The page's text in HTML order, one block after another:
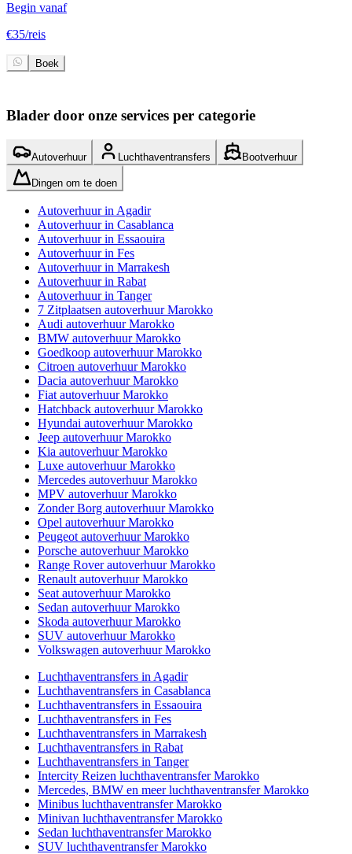
Begin vanaf
€35/reis
Boek
Blader door onze services per categorie
Autoverhuur Luchthaventransfers Bootverhuur
Dingen om te doen
Autoverhuur in Agadir
Autoverhuur in Casablanca
Autoverhuur in Essaouira
Autoverhuur in Fes
Autoverhuur in Marrakesh
Autoverhuur in Rabat
Autoverhuur in Tanger
7 Zitplaatsen autoverhuur Marokko
Audi autoverhuur Marokko
BMW autoverhuur Marokko
Goedkoop autoverhuur Marokko
Citroen autoverhuur Marokko
Dacia autoverhuur Marokko
Fiat autoverhuur Marokko
Hatchback autoverhuur Marokko
Hyundai autoverhuur Marokko
Jeep autoverhuur Marokko
Kia autoverhuur Marokko
Luxe autoverhuur Marokko
Mercedes autoverhuur Marokko
MPV autoverhuur Marokko
Zonder Borg autoverhuur Marokko
Opel autoverhuur Marokko
Peugeot autoverhuur Marokko
Porsche autoverhuur Marokko
Range Rover autoverhuur Marokko
Renault autoverhuur Marokko
Seat autoverhuur Marokko
Sedan autoverhuur Marokko
Skoda autoverhuur Marokko
SUV autoverhuur Marokko
Volkswagen autoverhuur Marokko
Luchthaventransfers in Agadir
Luchthaventransfers in Casablanca
Luchthaventransfers in Essaouira
Luchthaventransfers in Fes
Luchthaventransfers in Marrakesh
Luchthaventransfers in Rabat
Luchthaventransfers in Tanger
Intercity Reizen luchthaventransfer Marokko
Mercedes, BMW en meer luchthaventransfer Marokko
Minibus luchthaventransfer Marokko
Minivan luchthaventransfer Marokko
Sedan luchthaventransfer Marokko
SUV luchthaventransfer Marokko